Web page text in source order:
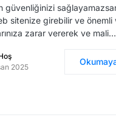
güvenliğinizi
sitenize girebilir ve önemli
zarar vererek ve mali…
2025